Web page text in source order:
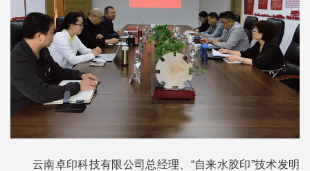
云南卓印科技有限公司总经理、“自来水胶印”技术发明